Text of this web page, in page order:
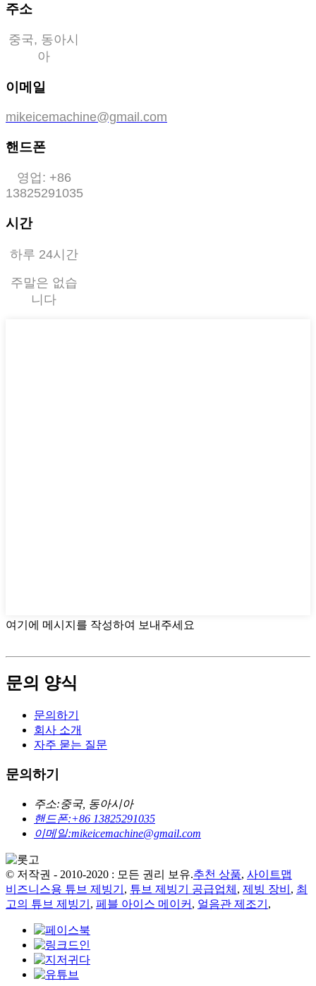
주소
중국, 동아시
아
이메일
mikeicemachine@gmail.com
핸드폰
영업: +86
13825291035
시간
하루 24시간
주말은 없습
니다
여기에 메시지를 작성하여 보내주세요
문의 양식
문의하기
회사 소개
자주 묻는 질문
문의하기
주소:중국, 동아시아
핸드폰:+86 13825291035
이메일:mikeicemachine@gmail.com
© 저작권 - 2010-2020 : 모든 권리 보유.추천 상품, 사이트맵
비즈니스용 튜브 제빙기 , 튜브 제빙기 공급업체 , 제빙 장비 , 최
고의 튜브 제빙기 , 페블 아이스 메이커 , 얼음관 제조기 ,